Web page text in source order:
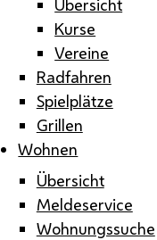
Kurse
Vereine
Radfahren
Spielplätze
Grillen
Wohnen
Übersicht
Meldeservice
Wohnungssuche